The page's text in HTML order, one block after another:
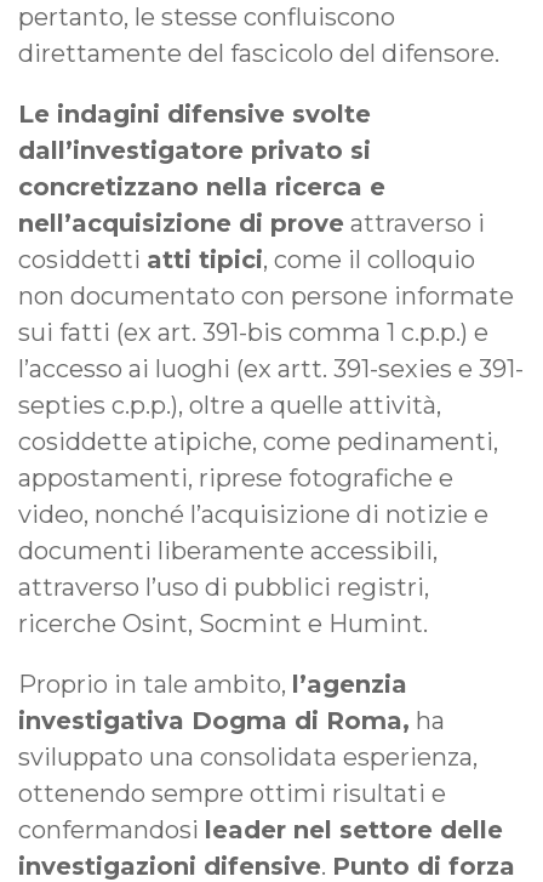
pertanto, le stesse confluiscono
direttamente del fascicolo del difensore.
Le indagini difensive svolte
dall’investigatore privato si
concretizzano nella ricerca e
nell’acquisizione di prove attraverso i
cosiddetti atti tipici, come il colloquio
non documentato con persone informate
sui fatti (ex art. 391-bis comma 1 c.p.p.) e
l’accesso ai luoghi (ex artt. 391-sexies e 391-
septies c.p.p.), oltre a quelle attività,
cosiddette atipiche, come pedinamenti,
appostamenti, riprese fotografiche e
video, nonché l’acquisizione di notizie e
documenti liberamente accessibili,
attraverso l’uso di pubblici registri,
ricerche Osint, Socmint e Humint.
Proprio in tale ambito, l’agenzia
investigativa Dogma di Roma, ha
sviluppato una consolidata esperienza,
ottenendo sempre ottimi risultati e
confermandosi leader nel settore delle
investigazioni difensive. Punto di forza